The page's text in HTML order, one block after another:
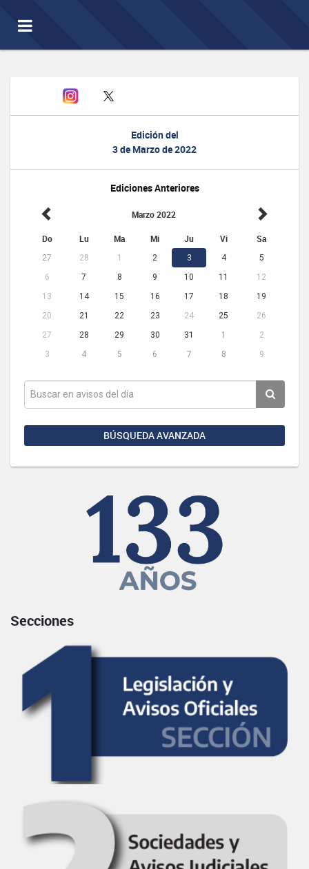
Toggle
navigation
Edición del
3 de Marzo de 2022
Ediciones Anteriores
Marzo 2022
Do Lu Ma Mi Ju Vi Sa
27 28 1 2 3 4
5
6
7 8 9 10 11
12
13
14 15 16 17 18
19
20
21 22 23 24 25
26
27
28 29 30 31 1
2
3
4 5 6 7 8 9
BÚSQUEDA AVANZADA
Secciones